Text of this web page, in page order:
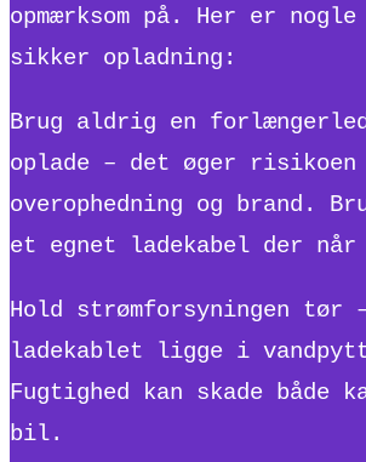
opmærksom på. Her er
sikker opladning:
Brug aldrig en
oplade – det øger
overophedning og brand.
et egnet ladekabel der
Hold strømforsyningen tør
ladekablet ligge i
Fugtighed kan skade både
bil.